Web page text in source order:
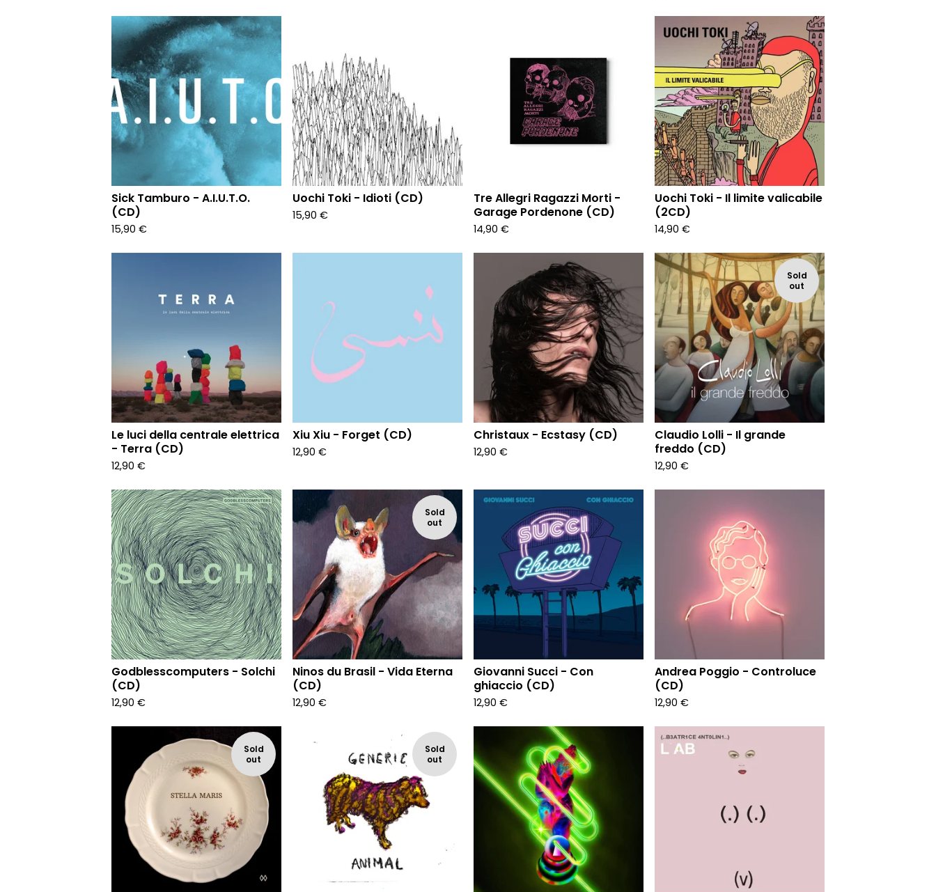
Sick Tamburo - A.I.U.T.O.
(CD)
15,90 €
Uochi Toki - Idioti (CD)
15,90 €
Tre Allegri Ragazzi Morti -
Garage Pordenone (CD)
14,90 €
Uochi Toki - Il limite valicabile
(2CD)
14,90 €
Le luci della centrale elettrica
- Terra (CD)
12,90 €
Xiu Xiu - Forget (CD)
12,90 €
Christaux - Ecstasy (CD)
12,90 €
Sold
out
Claudio Lolli - Il grande
freddo (CD)
12,90 €
Godblesscomputers - Solchi
(CD)
12,90 €
Sold
out
Ninos du Brasil - Vida Eterna
(CD)
12,90 €
Giovanni Succi - Con
ghiaccio (CD)
12,90 €
Andrea Poggio - Controluce
(CD)
12,90 €
Sold
out
Sold
out